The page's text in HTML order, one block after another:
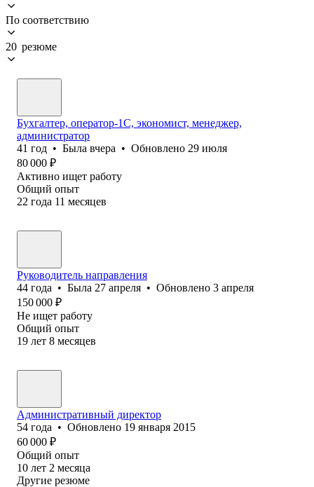
По соответствию
20 резюме
Бухгалтер, оператор-1С, экономист, менеджер,
администратор
41 год • Была вчера • Обновлено 29 июля
80 000 ₽
Активно ищет работу
Общий опыт
22 года 11 месяцев
Руководитель направления
44 года • Была 27 апреля • Обновлено 3 апреля
150 000 ₽
Не ищет работу
Общий опыт
19 лет 8 месяцев
Административный директор
54 года • Обновлено 19 января 2015
60 000 ₽
Общий опыт
10 лет 2 месяца
Другие резюме